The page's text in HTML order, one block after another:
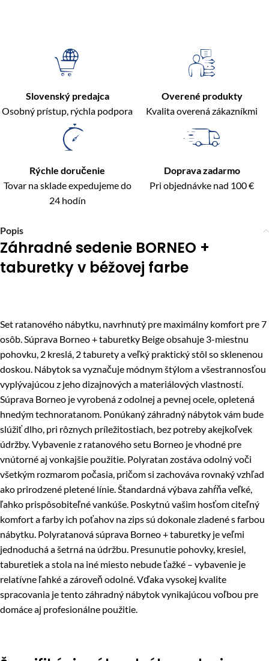
Slovenský predajca
Osobný prístup, rýchla podpora
Overené produkty
Kvalita overená zákazníkmi
Rýchle doručenie
Tovar na sklade expedujeme do
24 hodín
Doprava zadarmo
Pri objednávke nad 100 €
Popis
Záhradné sedenie BORNEO +
taburetky v béžovej farbe
Set ratanového nábytku, navrhnutý pre maximálny komfort pre 7
osôb. Súprava Borneo + taburetky Beige obsahuje 3-miestnu
pohovku, 2 kreslá, 2 taburety a veľký praktický stôl so sklenenou
doskou. Nábytok sa vyznačuje módnym štýlom a všestrannosťou
vyplývajúcou z jeho dizajnových a materiálových vlastností.
Súprava Borneo je vyrobená z odolnej a pevnej ocele, opletená
hnedým technoratanom. Ponúkaný záhradný nábytok vám bude
slúžiť dlho, pri rôznych príležitostiach, bez potreby akejkoľvek
údržby. Vybavenie z ratanového setu Borneo je vhodné pre
vnútorné aj vonkajšie použitie. Polyratan zostáva odolný voči
všetkým rozmarom počasia, pričom si zachováva rovnaký vzhľad
ako prirodzené pletené línie. Štandardná výbava zahŕňa veľké,
ľahko prispôsobiteľné vankúše. Poskytnú vašim hosťom citeľný
komfort a farby ich poťahov na zips sú dokonale zladené s farbou
nábytku. Polyratanová súprava Borneo + taburetky je veľmi
jednoduchá a šetrná na údržbu. Presunutie pohovky, kresiel,
taburetiek a stola na iné miesto nebude ťažké – vybavenie je
relatívne ľahké a zároveň odolné. Vďaka vysokej kvalite
spracovania je tento záhradný nábytok vynikajúcou voľbou pre
domáce aj profesionálne použitie.